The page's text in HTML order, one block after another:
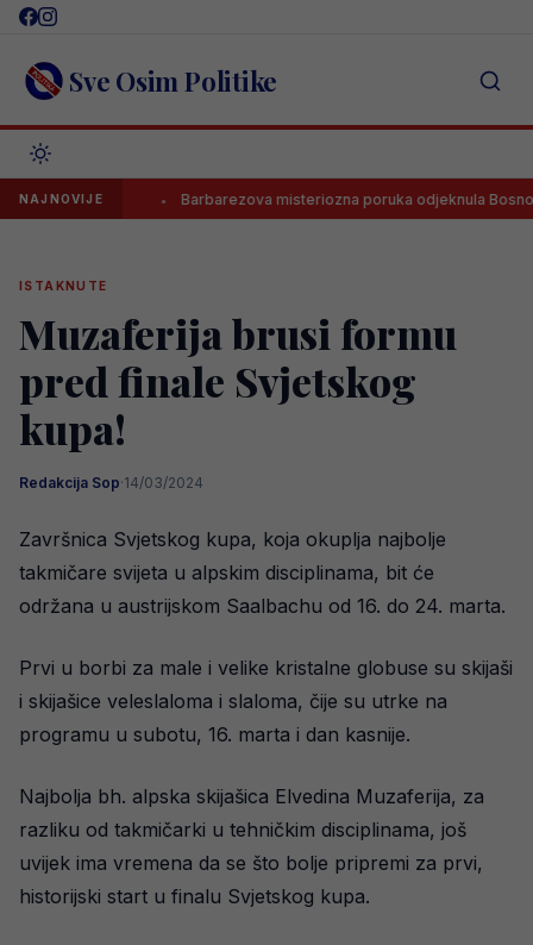
Skip
content Sve Osim Politike
NAJNOVIJE
UEFA? Barbarezova misteriozna poruka odjeknula Bosnom i
ISTAKNUTE
Muzaferija brusi formu
pred finale Svjetskog
kupa!
Redakcija Sop·14/03/2024
Završnica Svjetskog kupa, koja okuplja najbolje
takmičare svijeta u alpskim disciplinama, bit će
održana u austrijskom Saalbachu od 16. do 24. marta.
Prvi u borbi za male i velike kristalne globuse su skijaši
i skijašice veleslaloma i slaloma, čije su utrke na
programu u subotu, 16. marta i dan kasnije.
Najbolja bh. alpska skijašica Elvedina Muzaferija, za
razliku od takmičarki u tehničkim disciplinama, još
uvijek ima vremena da se što bolje pripremi za prvi,
historijski start u finalu Svjetskog kupa.